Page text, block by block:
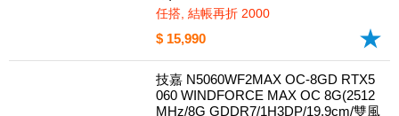
限搭機!技嘉 N5060WF2OC-8GD RTX
5060 WINDFORCE 8G(2497MHz/8G
GDDR7/1H3DP/19.9cm/雙風扇/註4
年)